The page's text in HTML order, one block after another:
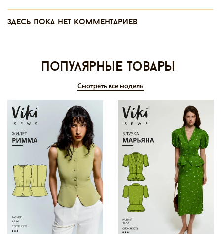
Здесь пока нет комментариев
Популярные товары
Смотреть все модели